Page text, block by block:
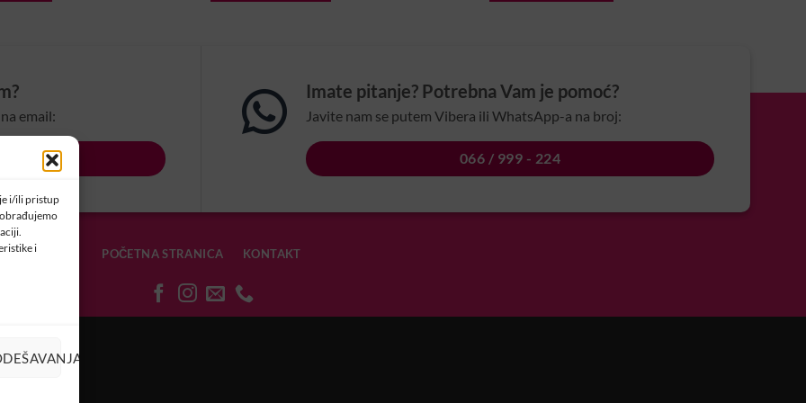
i/ili pristup
i
email:
Imate pitanje? Potrebna Vam je pomoć?
Javite nam se putem Vibera ili WhatsApp-a na broj:
066 / 999 - 224
POČETNA STRANICA KONTAKT